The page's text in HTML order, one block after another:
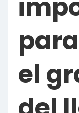
el